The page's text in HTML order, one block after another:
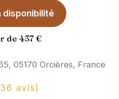
disponibilité
de 437 €
05170 Orcières, France
avis)